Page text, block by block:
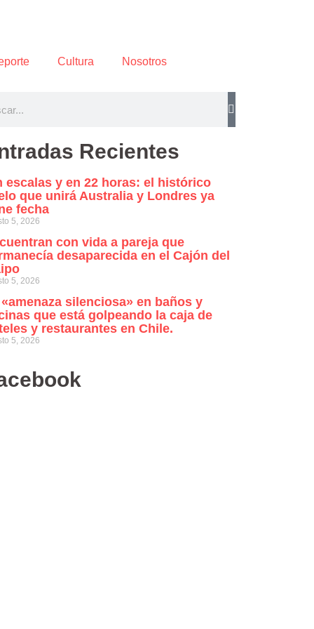
Cultura Nosotros
Recientes
escalas y en 22 horas: el histórico
que unirá Australia y Londres ya
fecha
5, 2026
con vida a pareja que
desaparecida en el Cajón del
5, 2026
silenciosa» en baños y
que está golpeando la caja de
y restaurantes en Chile.
5, 2026